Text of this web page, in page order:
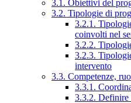
3.1. Obiettivi del
3.2. Tipologie di
3.2.1.
coinvolti nel
3.2.2.
3.2.3.
intervento
3.3. Competenze,
3.3.1.
3.3.2. Definire